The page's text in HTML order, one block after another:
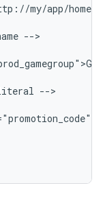
my/app/
-->
-->